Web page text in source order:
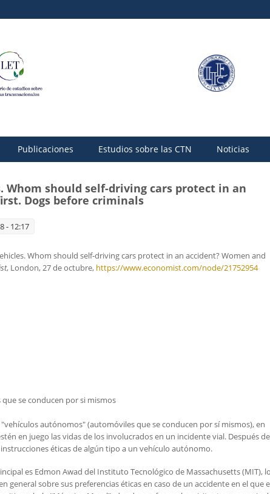
Publicaciones Estudios sobre las CTN Noticias
Whom should self-driving cars protect in an
Dogs before criminals
- 12:17
Whom should self-driving cars protect in an accident? Women and
, London, 27 de octubre, https://www.economist.com/node/21752954
se conducen por si mismos
autónomos" (automóviles que se conducen por sí mismos), en
en juego las vidas de los involucrados en un incidente vial. Después de
éticas de algún tipo a un vehículo autónomo.
es Edmon Awad del Instituto Tecnológico de Massachusetts (MIT),
general sobre sus preferencias éticas en caso de un accidente en el que